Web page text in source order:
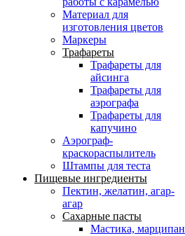
Материал для
изготовления цветов
Маркеры
Трафареты
Трафареты для
айсинга
Трафареты для
аэрографа
Трафареты для
капучино
Аэрограф-
краскораспылитель
Штампы для теста
Пищевые ингредиенты
Пектин, желатин, агар-
агар
Сахарные пасты
Мастика, марципан